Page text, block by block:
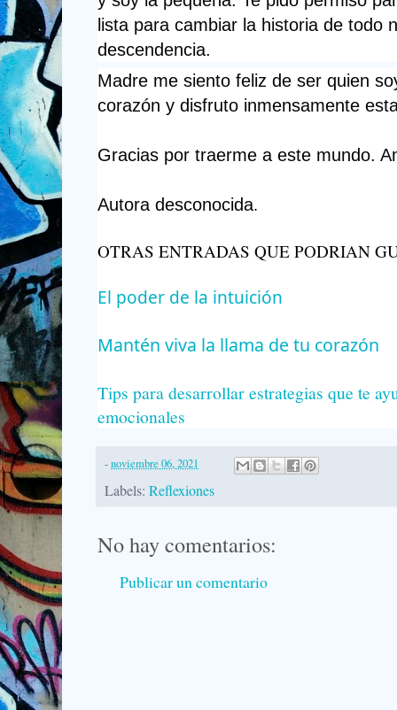
lista para cambiar la historia de todo
descendencia.
Madre me siento feliz de ser quien
corazón y disfruto inmensamente
Gracias por traerme a este mundo.
Autora desconocida.
OTRAS ENTRADAS QUE PODRIAN
El poder de la intuición
Mantén viva la llama de tu corazón
Tips para desarrollar estrategias que te
emocionales
-noviembre 06, 2021
Labels: Reflexiones
No hay comentarios:
Publicar un comentario